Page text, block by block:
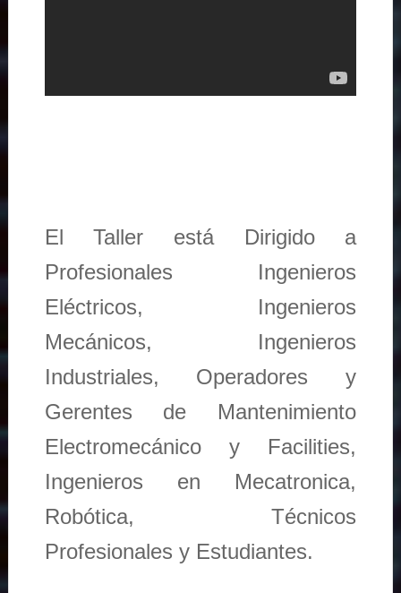
El Taller está Dirigido a
Profesionales Ingenieros
Eléctricos, Ingenieros
Mecánicos, Ingenieros
Industriales, Operadores y
Gerentes de Mantenimiento
Electromecánico y Facilities,
Ingenieros en Mecatronica,
Robótica, Técnicos
Profesionales y Estudiantes.